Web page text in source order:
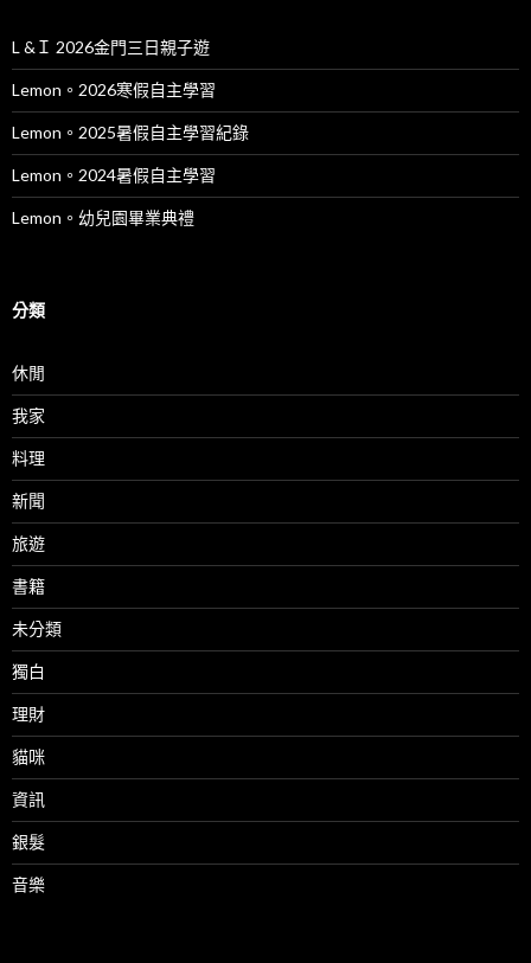
L &Ｉ 2026金門三日親子遊
Lemon。2026寒假自主學習
Lemon。2025暑假自主學習紀錄
Lemon。2024暑假自主學習
Lemon。幼兒園畢業典禮
分類
休閒
我家
料理
新聞
旅遊
書籍
未分類
獨白
理財
貓咪
資訊
銀髮
音樂